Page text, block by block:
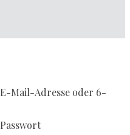
E-Mail-Adresse oder 6-
Passwort